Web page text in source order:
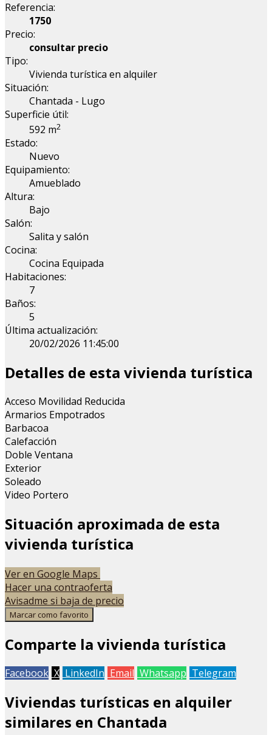
Referencia:
1750
Precio:
consultar precio
Tipo:
Vivienda turística en alquiler
Situación:
Chantada - Lugo
Superficie útil:
592 m2
Estado:
Nuevo
Equipamiento:
Amueblado
Altura:
Bajo
Salón:
Salita y salón
Cocina:
Cocina Equipada
Habitaciones:
7
Baños:
5
Última actualización:
20/02/2026 11:45:00
Detalles de esta vivienda turística
Acceso Movilidad Reducida
Armarios Empotrados
Barbacoa
Calefacción
Doble Ventana
Exterior
Soleado
Video Portero
Situación aproximada de esta
vivienda turística
+
−
Ver en Google Maps
Hacer una contraoferta
Avisadme si baja de precio
Marcar como favorito
Comparte la vivienda turística
Facebook X LinkedIn Email Whatsapp Telegram
Viviendas turísticas en alquiler
similares en Chantada